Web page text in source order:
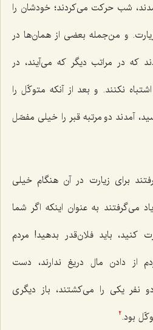
شب حرکت می‌کردند؛ خودشان را
و من‌جمله بعضی از همان‌ها در
که در مراتب دیگر که می‌آیند، در
نکنند. و بعد از آنکه متوکّل را
آمدند دو مرتبه قبر را خیلی مفصّل
برای زیارت در آن هنگام خیلی
می‌گرفتند به عنوان اینکه اگر شما
کنید، باید فلان‌قدر بدهید! مردم
از دادن مال دریغ ندارند، دست
نفر یکی را می‌کشتند، باز دیگری
بود.2